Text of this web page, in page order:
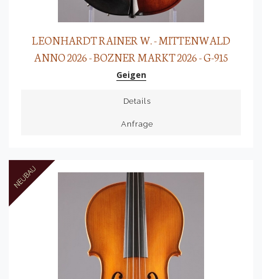
LEONHARDT RAINER W. - MITTENWALD
ANNO 2026 - BOZNER MARKT 2026 - G-915
Geigen
Details
Anfrage